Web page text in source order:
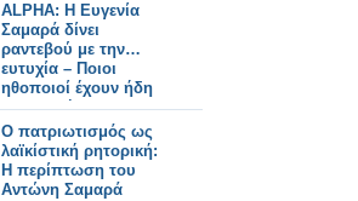
ALPHA: Η Ευγενία
Σαμαρά δίνει
ραντεβού με την…
ευτυχία – Ποιοι
ηθοποιοί έχουν ήδη
συμφωνήσει για τη
νέα σειρά
Ο πατριωτισμός ως
λαϊκίστική ρητορική:
Η περίπτωση του
Αντώνη Σαμαρά